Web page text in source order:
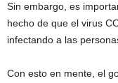
Sin embargo, es
hecho de que el virus
infectando a las
Con esto en mente, el